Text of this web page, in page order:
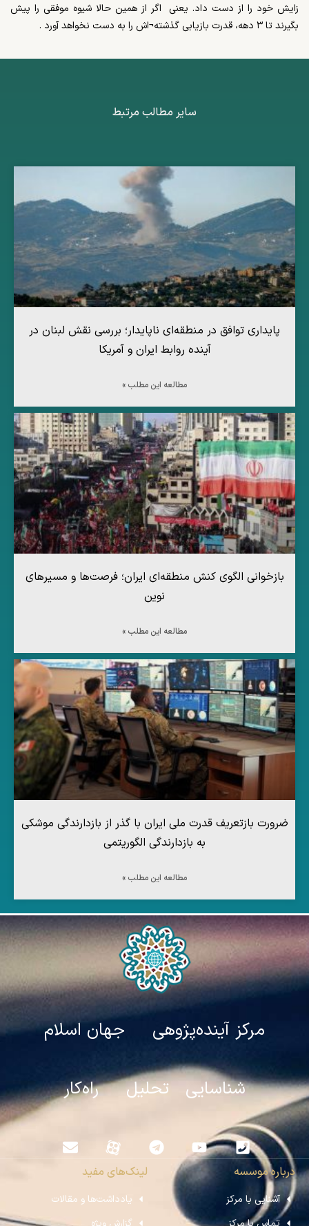
زایش خود را از دست داد. یعنی اگر از همین حالا شیوه موفقی را پیش
بگیرند تا ۳ دهه، قدرت بازیابی گذشته¬اش را به دست نخواهد آورد .
سایر مطالب مرتبط
پایداری توافق در منطقه‌ای ناپایدار؛ بررسی نقش لبنان در
آینده روابط ایران و آمریکا
مطالعه این مطلب »
بازخوانی الگوی کنش منطقه‌ای ایران؛ فرصت‌ها و مسیرهای
نوین
مطالعه این مطلب »
ضرورت بازتعریف قدرت ملی ایران با گذر از بازدارندگی موشکی
به بازدارندگی الگوریتمی
مطالعه این مطلب »
مرکز آینده‌پژوهی جهان اسلام
شناسایی تحلیل راه‌کار
درباره موسسه
آشنایی با مرکز
لینک‌های مفید
یادداشت‌ها و مقالات